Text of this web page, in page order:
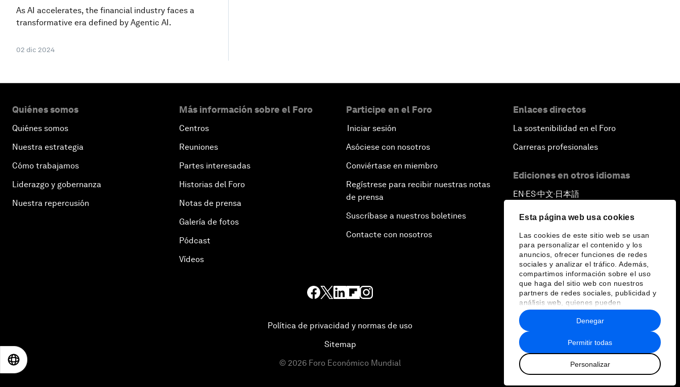
Esta página web usa cookies
Las cookies de este sitio web se usan
para personalizar el contenido y los
anuncios, ofrecer funciones de redes
sociales y analizar el tráfico. Además,
compartimos información sobre el uso
que haga del sitio web con nuestros
partners de redes sociales, publicidad y
análisis web, quienes pueden
combinarla con otra información que les
haya proporcionado o que hayan
recopilado a partir del uso que haya
hecho de sus servicios.
Permitir todas
Personalizar
Denegar
As AI accelerates, the financial industry faces a
transformative era defined by Agentic AI.
02 dic 2024
Quiénes somos
Quiénes somos
Nuestra estrategia
Cómo trabajamos
Liderazgo y gobernanza
Nuestra repercusión
Más información sobre el Foro
Centros
Reuniones
Partes interesadas
Historias del Foro
Notas de prensa
Galería de fotos
Pódcast
Vídeos
Participe en el Foro
Iniciar sesión
Asóciese con nosotros
Conviértase en miembro
Regístrese para recibir nuestras notas
de prensa
Suscríbase a nuestros boletines
Contacte con nosotros
Enlaces directos
La sostenibilidad en el Foro
Carreras profesionales
Ediciones en otros idiomas
EN ▪ ES▪中文▪ 日本語
Política de privacidad y normas de uso
Sitemap
© 2026 Foro Económico Mundial